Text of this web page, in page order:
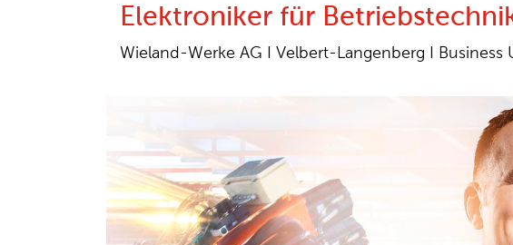
Elektroniker für
Wieland-Werke AG Velbert-Langenberg Business